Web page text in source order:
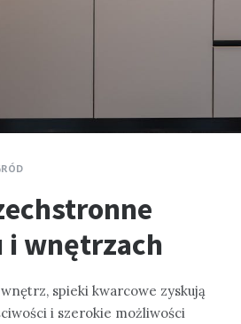
i wnętrzach
spieki kwarcowe zyskują
i szerokie możliwości